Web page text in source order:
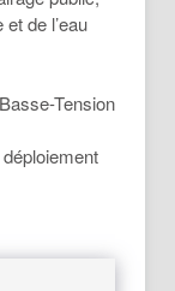
et de l’eau
Tension